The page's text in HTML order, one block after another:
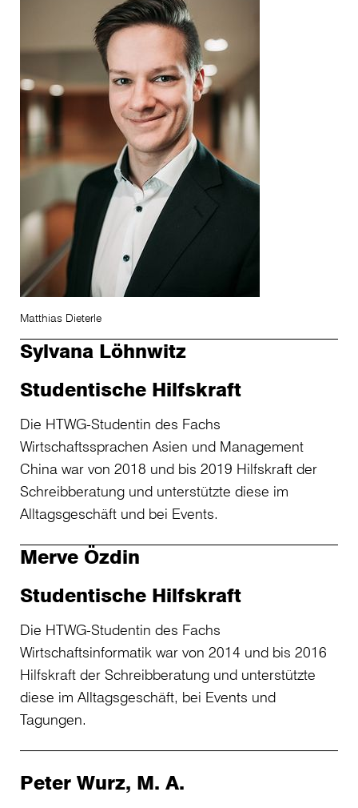
Matthias Dieterle
Sylvana Löhnwitz
Studentische Hilfskraft
Die HTWG-Studentin des Fachs
Wirtschaftssprachen Asien und Management
China war von 2018 und bis 2019 Hilfskraft der
Schreibberatung und unterstützte diese im
Alltagsgeschäft und bei Events.
Merve Özdin
Studentische Hilfskraft
Die HTWG-Studentin des Fachs
Wirtschaftsinformatik war von 2014 und bis 2016
Hilfskraft der Schreibberatung und unterstützte
diese im Alltagsgeschäft, bei Events und
Tagungen.
Peter Wurz, M. A.